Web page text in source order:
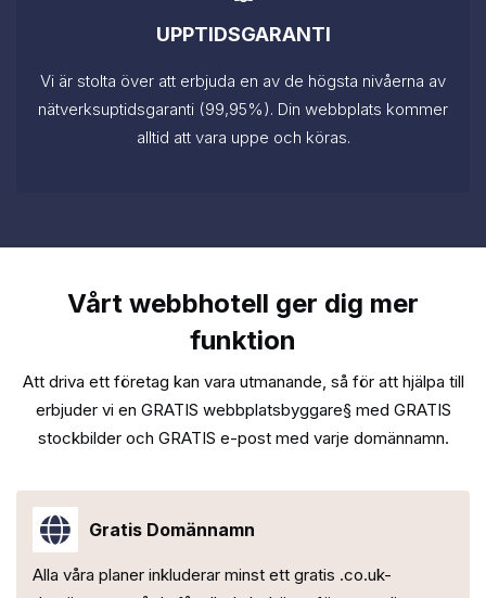
UPPTIDSGARANTI
Vi är stolta över att erbjuda en av de högsta nivåerna av
nätverksuptidsgaranti (99,95%). Din webbplats kommer
alltid att vara uppe och köras.
Vårt webbhotell ger dig mer
funktion
Att driva ett företag kan vara utmanande, så för att hjälpa till
erbjuder vi en GRATIS webbplatsbyggare§ med GRATIS
stockbilder och GRATIS e-post med varje domännamn.
Gratis Domännamn
Alla våra planer inkluderar minst ett gratis .co.uk-